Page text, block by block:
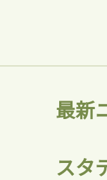
最新
スタ